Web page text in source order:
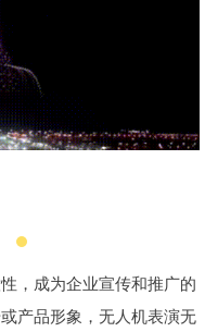
，成为企业宣传和推广的
产品形象，无人机表演无